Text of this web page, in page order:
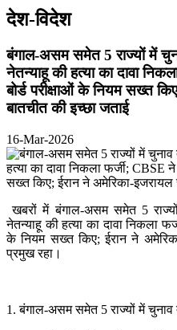
देश-विदेश
बंगाल-असम समेत 5 राज्यों में
नेतन्याहू की हत्या का दावा
बोर्ड परीक्षाओं के नियम सख्त
बातचीत की इच्छा जताई
16-Mar-2026
खबरों में बंगाल-असम समेत 5
नेतन्याहू की हत्या का दावा निकला
के नियम सख्त किए; ईरान ने
प्रमुख रहा।
1. बंगाल-असम समेत 5 राज्यों में चुनाव